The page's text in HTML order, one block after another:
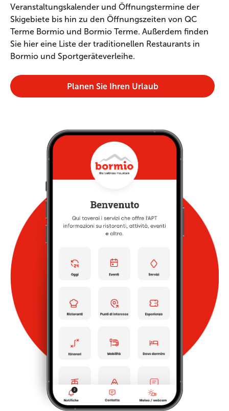
Veranstaltungskalender und Öffnungstermine der
Skigebiete bis hin zu den Öffnungszeiten von QC
Terme Bormio und Bormio Terme. Außerdem finden
Sie hier eine Liste der traditionellen Restaurants in
Bormio und Sportgeräteverleihe.
Planen Sie Ihren Urlaub